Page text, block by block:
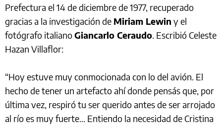
Prefectura el 14 de diciembre de 1977, recuperado
gracias a la investigación de Miriam Lewin y el
fotógrafo italianoGiancarlo Ceraudo. Escribió Celeste
Hazan Villaflor:
“Hoy estuve muy conmocionada con lo del avión. El
hecho de tener un artefacto ahí donde pensás que, por
última vez, respiró tu ser querido antes de ser arrojado
al río es muy fuerte… Entiendo la necesidad de Cristina